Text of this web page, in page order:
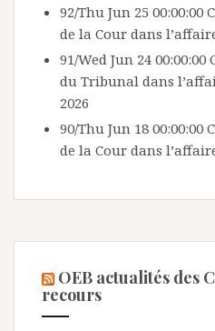
92/Thu Jun 25 00:00:00
de la Cour dans
91/Wed Jun 24
du Tribunal dans
2026
90/Thu Jun 18 00:00:00
de la Cour dans
OEB actualités des
recours